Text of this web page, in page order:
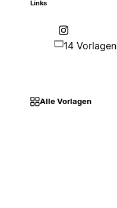
Links
14 Vorlagen
Alle Vorlagen